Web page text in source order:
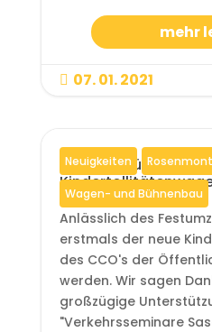
mehr
 07. 01. 2021
Neuigkeiten
Wagen- und Bühnenbau
Premiere für neuen
Anlässlich des
erstmals der neue
des CCO's der
werden. Wir sagen
großzügige
"Verkehrsseminare